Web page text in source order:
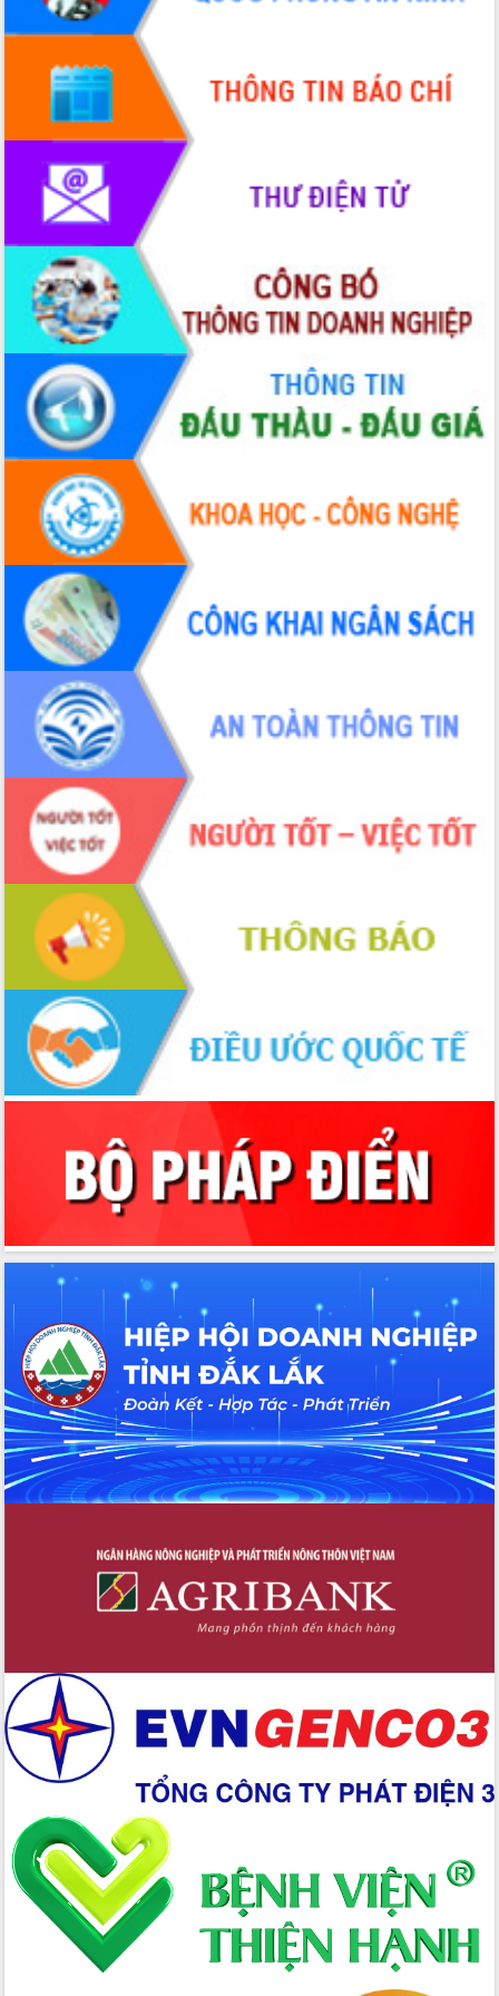
Tháo gỡ những vướng mắc, đẩy mạnh
công tác cải cách thủ tục hành chính
tại Trung tâm Phục vụ hành chính
công tỉnh
Đắk Lắk: Tôn vinh 46 giải pháp tại Hội
thi Sáng tạo Kỹ thuật 2024 - 2025
Đắk Lắk rà soát, điều chỉnh Đề án 190
về phát triển nuôi trồng thủy sản
Phó Chủ tịch UBND tỉnh Đắk Lắk
Trương Công Thái kiểm tra thực địa
Dự án cao tốc Khánh Hòa - Buôn Ma
Thuột
Định vị cà phê Việt Nam như một “di
sản sống” trong dòng chảy toàn cầu
Xây dựng nông thôn mới: Nâng cao đời
sống người dân từ những mô hình thiết
thực
Quyết liệt tháo gỡ vướng mắc, đẩy
nhanh tiến độ các dự án trọng điểm
trong Khu kinh tế Nam Phú Yên
Hòn Yến phát triển du lịch gắn với bảo
tồn biển
Lấy ý kiến điều chỉnh Quy hoạch tỉnh
Đắk Lắk thời kỳ 2021-2030, tầm nhìn
đến năm 2050
Phát động chiến dịch 30 ngày đêm
giải phóng mặt bằng Tuyến đường bộ
ven biển
Đắk Lắk nỗ lực thúc đẩy tăng trưởng
kinh tế từ 10% trở lên trong Quý
II/2026
Đắk Lắk ký kết thỏa thuận hợp tác về
chuyển đổi số giai đoạn 2026 – 2030
với Tập đoàn Bưu chính Viễn thông
Việt Nam
Thứ trưởng Bộ Y tế làm việc với tỉnh
Đắk Lắk về phát triển nhân lực y tế
cho trạm y tế cấp xã
Du lịch Đắk Lắk nâng tầm trải nghiệm
du khách thông qua Hệ thống cơ sở dữ
liệu và Bản đồ số
Tập huấn ứng dụng trí tuệ nhân tạo (AI)
trong thương mại điện tử năm 2026
Đoàn đại biểu Quốc hội tỉnh Đắk Lắk
trao đổi thông tin trước Kỳ họp thứ
nhất, Quốc hội khóa XVI
Quyết liệt cải cách hành chính, khơi
thông nguồn lực phát triển
Nâng cao hiệu lực, hiệu quả HĐND
tỉnh thông qua hiện đại hóa hành chính
chuyển đổi số
Phó Chủ tịch Thường trực UBND tỉnh
Hồ Thị Nguyên Thảo làm việc tại Trung
tâm Phục vụ hành chính công xã Ea
Phê
Xây dựng nền hành chính số đồng
hành cùng nông dân dân, doanh nghiệp
Giai đoạn 2026-2030, Đắk Lắk phấn
đấu có 77% xã đạt chuẩn nông thôn
mới
Chuyển đổi số 'mở đường' cho nông
Triển khai đồng bộ đo đạc, lập hồ sơ
địa chính, hoàn thiện cơ sở dữ liệu đất
Ứng dụng sinh trắc học - Bước tiến
Lắk
Đắk Lắk nâng cao hiệu quả công tác
Đảng từ Sổ tay đảng viên điện tử
Đắk Lắk đẩy mạnh nuôi biển công
nghệ, hướng tới phát triển thủy sản
Tập huấn nâng cao năng lực triển khai
chuyển đổi số cho cán bộ, công chức
cấp xã
Đắk Lắk phát động hưởng ứng Ngày
Quyền của người tiêu dùng Việt Nam
Đẩy mạnh cải cách hành chính, quyết